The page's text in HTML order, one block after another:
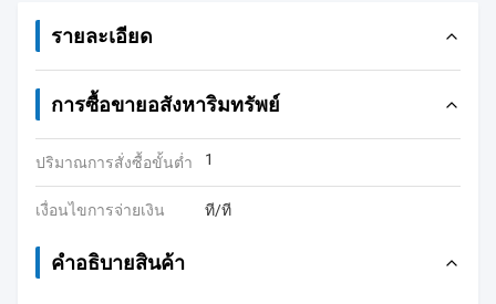
รายละเอียด
การซื้อขายอสังหาริมทรัพย์
ปริมาณการสั่งซื้อขั้นต่ำ 1
เงื่อนไขการจ่ายเงิน ที/ที
คําอธิบายสินค้า